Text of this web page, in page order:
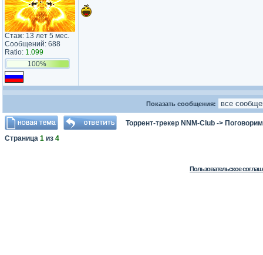
Стаж: 13 лет 5 мес.
Сообщений: 688
Ratio: 1.099
100%
Показать сообщения:
Торрент-трекер NNM-Club -> Поговорим
Страница 1 из 4
Пользовательское